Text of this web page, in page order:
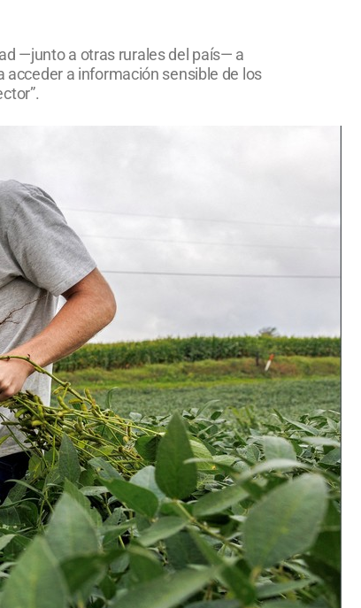
—junto a otras rurales del país— a
a información sensible de los